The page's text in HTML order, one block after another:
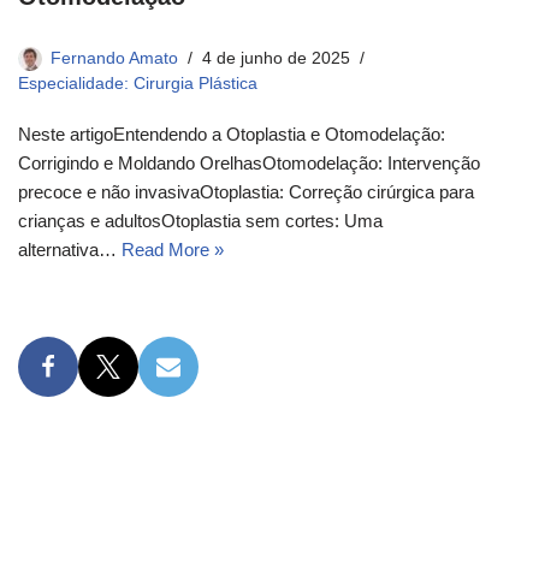
Fernando Amato
4 de junho de 2025
Especialidade: Cirurgia Plástica
Neste artigoEntendendo a Otoplastia e Otomodelação:
Corrigindo e Moldando OrelhasOtomodelação: Intervenção
precoce e não invasivaOtoplastia: Correção cirúrgica para
crianças e adultosOtoplastia sem cortes: Uma
alternativa… Read More »